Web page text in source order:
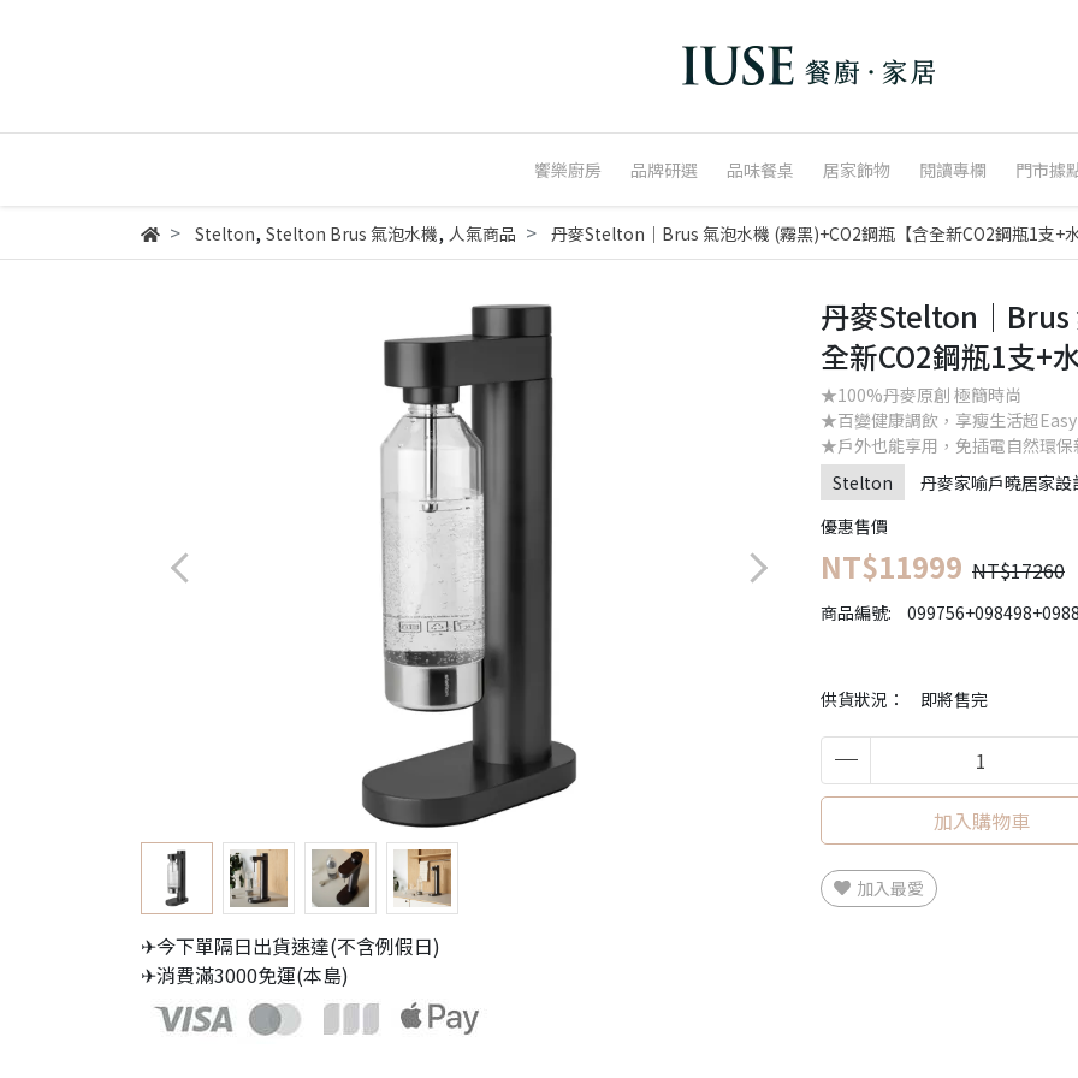
饗樂廚房 品牌研選 品味餐桌 居家飾物 閱讀專欄 門市據
Stelton, Stelton Brus 氣泡水機, 人氣商品 丹麥Stelton│Brus 氣泡水機 (霧黑)+CO2鋼瓶【含全新CO2鋼瓶1支+水
丹麥Stelton│Brus
全新CO2鋼瓶1支+
★100%丹麥原創 極簡時尚
★百變健康調飲，享瘦生活超Easy
★戶外也能享用，免插電自然環保
Stelton
丹麥家喻戶曉居家設
優惠售價
NT$11999 NT$17260
商品編號:
供貨狀況： 即將售完
加入購物車
加入最愛
✈今下單隔日出貨速達(不含例假日)
✈消費滿3000免運(本島)